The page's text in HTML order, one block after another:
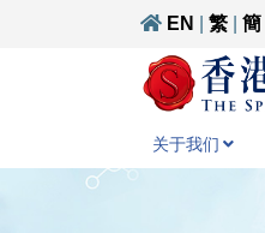
EN 繁 簡
关于我们